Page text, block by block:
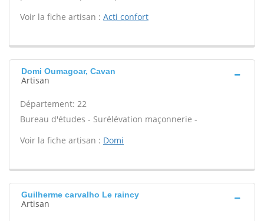
Voir la fiche artisan : Acti confort
Domi Oumagoar, Cavan
Artisan
Département: 22
Bureau d'études - Surélévation maçonnerie -
Voir la fiche artisan : Domi
Guilherme carvalho Le raincy
Artisan